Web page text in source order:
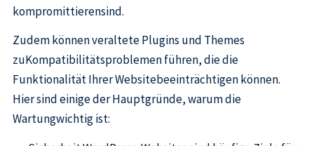
kompromittierensind.
Zudem können veraltete Plugins und Themes
zuKompatibilitätsproblemen führen, die die
Funktionalität Ihrer Websitebeeinträchtigen können.
Hier sind einige der Hauptgründe, warum die
Wartungwichtig ist: